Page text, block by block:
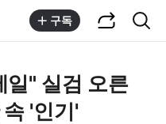
구독
" 실검 오른
'인기'